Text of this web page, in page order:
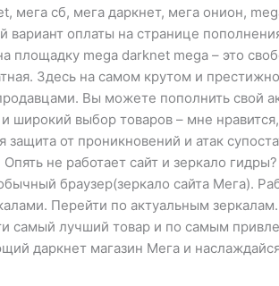
сб, мега даркнет, мега онион,
оплаты на странице
площадку mega darknet mega – это
Здесь на самом крутом и
Вы можете пополнить свой
выбор товаров – мне
от проникновений и атак
не работает сайт и зеркало
браузер(зеркало сайта Мега).
Перейти по актуальным
самый лучший товар и по самым
даркнет магазин Мега и